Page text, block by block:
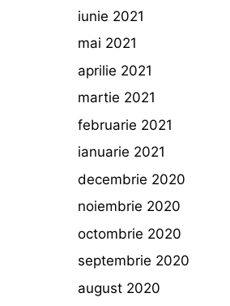
iunie 2021
mai 2021
aprilie 2021
martie 2021
februarie 2021
ianuarie 2021
decembrie 2020
noiembrie 2020
octombrie 2020
septembrie 2020
august 2020